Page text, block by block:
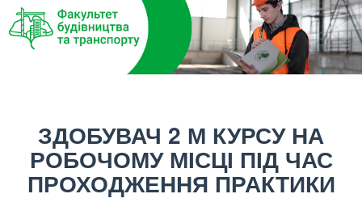
ЗДОБУВАЧ 2 М КУРСУ НА
РОБОЧОМУ МІСЦІ ПІД ЧАС
ПРОХОДЖЕННЯ ПРАКТИКИ